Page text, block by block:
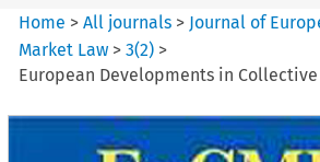
Home >All journals > Journal of
Market Law >3(2) >
European Developments in Collective